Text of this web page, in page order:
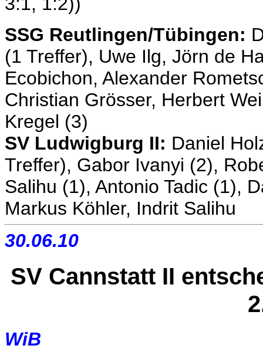
SSG Reutlingen/Tübingen:
(1 Treffer), Uwe Ilg, Jörn de
Ecobichon, Alexander
Christian Grösser, Herbert
Kregel (3)
SV Ludwigburg II: Daniel
Treffer), Gabor Ivanyi (2),
Salihu (1), Antonio Tadic (1),
Markus Köhler, Indrit Salihu
30.06.10
SV Cannstatt II
WiB